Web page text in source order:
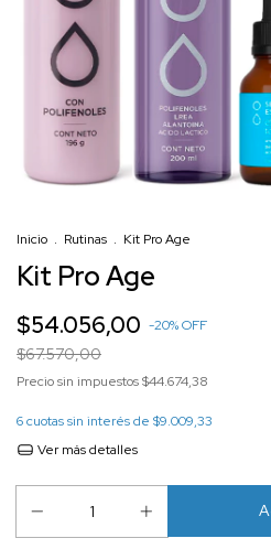
Inicio . Rutinas . Kit Pro Age
Kit Pro Age
$54.056,00 -20%OFF
$67.570,00
Precio sin impuestos$44.674,38
6cuotas sin interés de $9.009,33
Ver más detalles